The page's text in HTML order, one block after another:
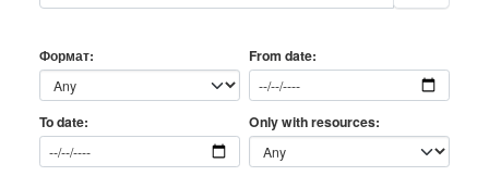
Формат From date
To date Only with resources